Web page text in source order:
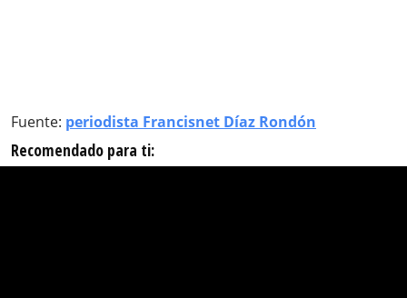
Fuente: periodista Francisnet Díaz Rondón
Recomendado para ti: